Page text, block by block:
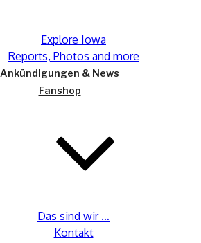
Explore Iowa
Reports, Photos and more
Ankündigungen & News
Fanshop
Das sind wir …
Kontakt